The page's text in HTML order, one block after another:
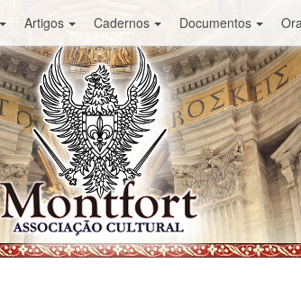
Artigos Cadernos Documentos